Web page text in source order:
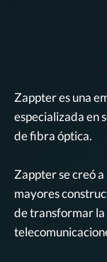
Zappter es una
especializada en
de fibra óptica.
Zappter se creó
mayores
de transformar la